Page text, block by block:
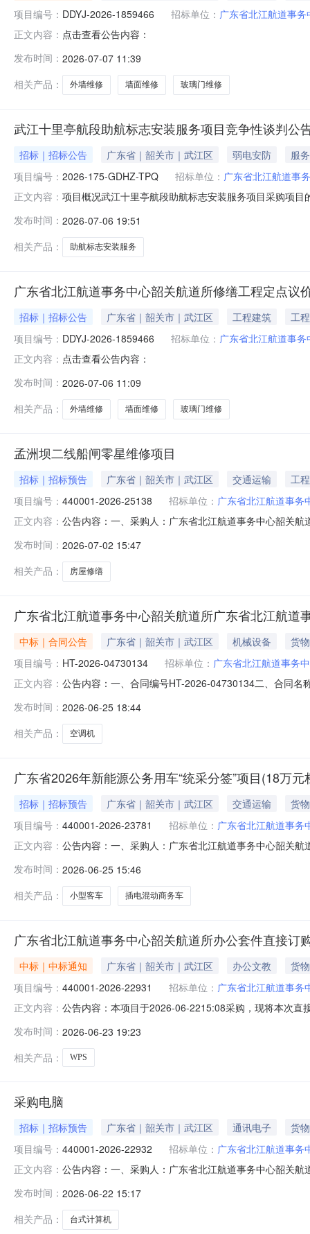
项目编号： DDYJ-2026-1859466 招标单位： 广东省北江航道事
正文内容： 点击查看公告内容：
发布时间： 2026-07-07 11:39
相关产品：
外墙维修 墙面维修 玻璃门维修
武江十里亭航段助航标志安装服务项目竞争性谈判公
招标｜招标公告 广东省｜韶关市｜武江区 弱电安防
服务
项目编号： 2026-175-GDHZ-TPQ 招标单位： 广东省北江航道事
正文内容： 项目概况武江十里亭航段助航标志安装服务项目采购项
288,509.00元采购需求：（包括但不限于标的的名称、
务要求
发布时间： 2026-07-06 19:51
相关产品：
助航标志安装服务
广东省北江航道事务中心韶关航道所修缮工程定点议
招标｜招标公告 广东省｜韶关市｜武江区 工程建筑
工程
项目编号： DDYJ-2026-1859466 招标单位： 广东省北江航道事
正文内容： 点击查看公告内容：
发布时间： 2026-07-06 11:09
相关产品：
外墙维修 墙面维修 玻璃门维修
孟洲坝二线船闸零星维修项目
招标｜招标预告 广东省｜韶关市｜武江区 交通运输
工程
项目编号： 440001-2026-25138 招标单位： 广东省北江航道事务
正文内容： 公告内容：一、采购人：广东省北江航道事务中心韶关
0215:26:00
发布时间： 2026-07-02 15:47
相关产品：
房屋修缮
广东省北江航道事务中心韶关航道所广东省北江航
中标｜合同公告 广东省｜韶关市｜武江区 机械设备
货物
项目编号： HT-2026-04730134 招标单位： 广东省北江航道事务
正文内容： 公告内容：一、合同编号HT-2026-04730134二、合同
16698120073供应商(乙方)：广州超卓机电工程有限公
发布时间： 2026-06-25 18:44
相关产品：
空调机
广东省2026年新能源公务用车“统采分签”项目(18万
招标｜招标预告 广东省｜韶关市｜武江区 交通运输
货物
项目编号： 440001-2026-23781 招标单位： 广东省北江航道事务
正文内容： 公告内容：一、采购人：广东省北江航道事务中心韶关
人：广东省北江航道事务中心韶关航道所发布时间：
发布时间： 2026-06-25 15:46
相关产品：
小型客车 插电混动商务车
广东省北江航道事务中心韶关航道所办公套件直接订
中标｜中标通知 广东省｜韶关市｜武江区 办公文教
货物
项目编号： 440001-2026-22931 招标单位： 广东省北江航道事务
正文内容： 公告内容：本项目于2026-06-2215:08采购，现将本次直
额（元）办公套件WPS,WPS365商业高级版,365商业高
发布时间： 2026-06-23 19:23
相关产品：
WPS
采购电脑
招标｜招标预告 广东省｜韶关市｜武江区 通讯电子
货物
项目编号： 440001-2026-22932 招标单位： 广东省北江航道事务
正文内容： 公告内容：一、采购人：广东省北江航道事务中心韶关
发布时间： 2026-06-22 15:17
相关产品：
台式计算机